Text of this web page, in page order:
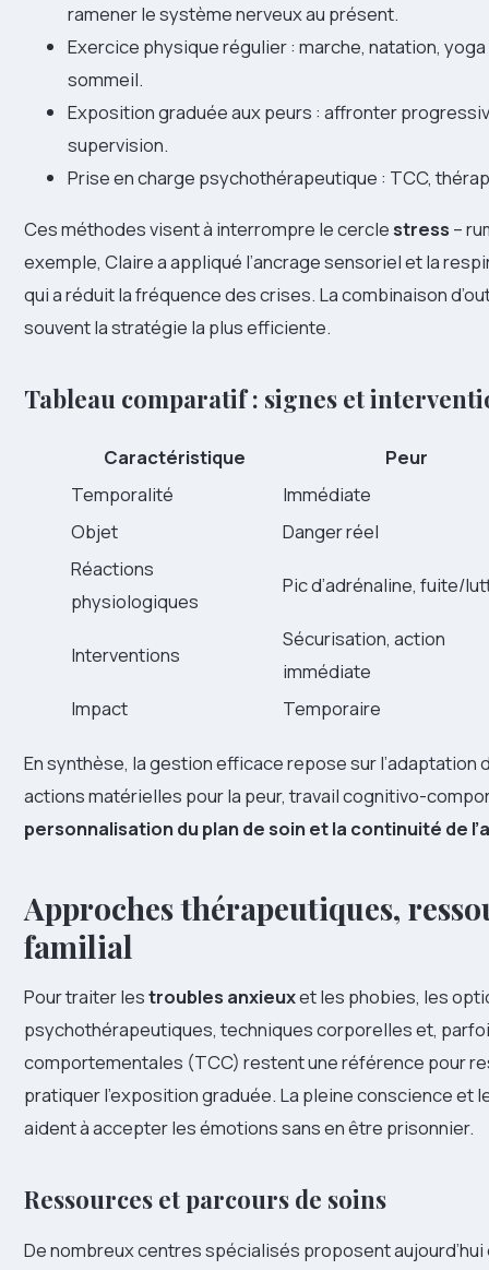
ramener le système nerveux au présent.
Exercice physique régulier : marche, natation,
sommeil.
Exposition graduée aux peurs : affronter
supervision.
Prise en charge psychothérapeutique : TCC,
Ces méthodes visent à interrompre le cerclestress –
exemple, Claire a appliqué l’ancrage sensoriel et la
qui a réduit la fréquence des crises. La combinaison
souvent la stratégie la plus efficiente.
Tableau comparatif : signes et
Caractéristique
Peur
Temporalité
Immédiate
Objet
Danger réel
Réactions
physiologiques
Pic d’adrénaline, fuite/
Interventions
Sécurisation, action
immédiate
Impact
Temporaire
En synthèse, la gestion efficace repose sur l’adaptation
actions matérielles pour la peur, travail cognitivo-
personnalisation du plan de soin et la continuité de
Approches thérapeutiques,
familial
Pour traiter lestroubles anxieuxet les phobies, les
psychothérapeutiques, techniques corporelles et,
comportementales (TCC) restent une référence pour
pratiquer l’exposition graduée. La pleine conscience et
aident à accepter les émotions sans en être prisonnier.
Ressources et parcours de soins
De nombreux centres spécialisés proposent